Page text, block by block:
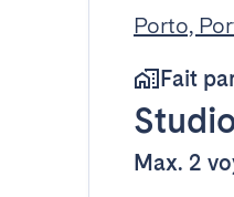
Porto,
Fait
Max. 2